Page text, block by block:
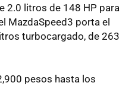
2.0 litros de 148 HP para
MazdaSpeed3 porta el
turbocargado, de 263
pesos hasta los